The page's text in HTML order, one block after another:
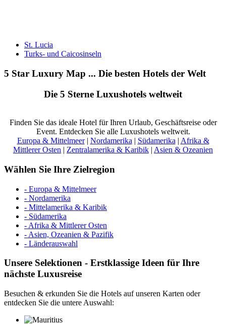
St. Lucia
Turks- und Caicosinseln
5 Star Luxury Map ... Die besten Hotels der Welt
Die 5 Sterne Luxushotels weltweit
Finden Sie das ideale Hotel für Ihren Urlaub, Geschäftsreise oder
Event. Entdecken Sie alle Luxushotels weltweit.
Europa & Mittelmeer| Nordamerika | Südamerika | Afrika &
Mittlerer Osten | Zentralamerika & Karibik | Asien & Ozeanien
Wählen Sie Ihre Zielregion
- Europa & Mittelmeer
- Nordamerika
- Mittelamerika & Karibik
- Südamerika
- Afrika & Mittlerer Osten
- Asien, Ozeanien & Pazifik
- Länderauswahl
Unsere Selektionen - Erstklassige Ideen für Ihre
nächste Luxusreise
Besuchen & erkunden Sie die Hotels auf unseren Karten oder
entdecken Sie die untere Auswahl: